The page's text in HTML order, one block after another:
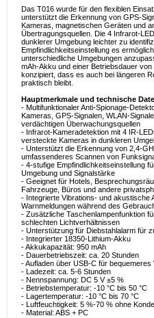
Das T016 wurde für den flexiblen
unterstützt die Erkennung von GPS-
Kameras, magnetischen Geräten und
Übertragungsquellen. Die 4 Infrarot-
dunklerer Umgebung leichter zu
Empfindlichkeitseinstellung es
unterschiedliche Umgebungen
mAh-Akku und einer Betriebsdauer
konzipiert, dass es auch bei längeren
praktisch bleibt.
Hauptmerkmale und technische
- Multifunktionaler Anti-Spionage-
Kameras, GPS-Signalen, WLAN-
verdächtigen Überwachungsquellen
- Infrarot-Kameradetektion mit 4 IR-
versteckte Kameras in dunkleren
- Unterstützt die Erkennung von 2,4-
umfassenderes Scannen von
- 4-stufige Empfindlichkeitseinstellung
Umgebung und Signalstärke
- Geeignet für Hotels,
Fahrzeuge, Büros und andere
- Integrierte Vibrations- und akustische
Warnmeldungen während des
- Zusätzliche Taschenlampenfunktion
schlechten Lichtverhältnissen
- Unterstützung für Diebstahlalarm für
- Integrierter 18350-Lithium-Akku
- Akkukapazität: 950 mAh
- Dauerbetriebszeit: ca. 20 Stunden
- Aufladen über USB-C für bequemeres
- Ladezeit: ca. 5-6 Stunden
- Nennspannung: DC 5 V ±5 %
- Betriebstemperatur: -10 °C bis 50 °C
- Lagertemperatur: -10 °C bis 70 °C
- Luftfeuchtigkeit: 5 %-70 % ohne
- Material: ABS + PC